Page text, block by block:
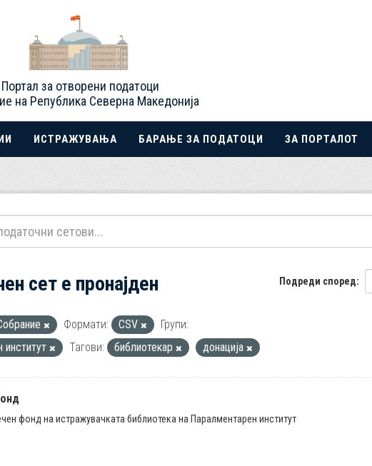
Портал за отворени податоци
на Република Северна Македонија
ИСТРАЖУВАЊА БАРАЊЕ ЗА ПОДАТОЦИ ЗА ПОРТАЛОТ
Подреди според
сет е пронајден
Формати: CSV
Групи:
институт
Тагови: библиотекар донација
фонд на истражувачката библиотека на Паралментарен институт